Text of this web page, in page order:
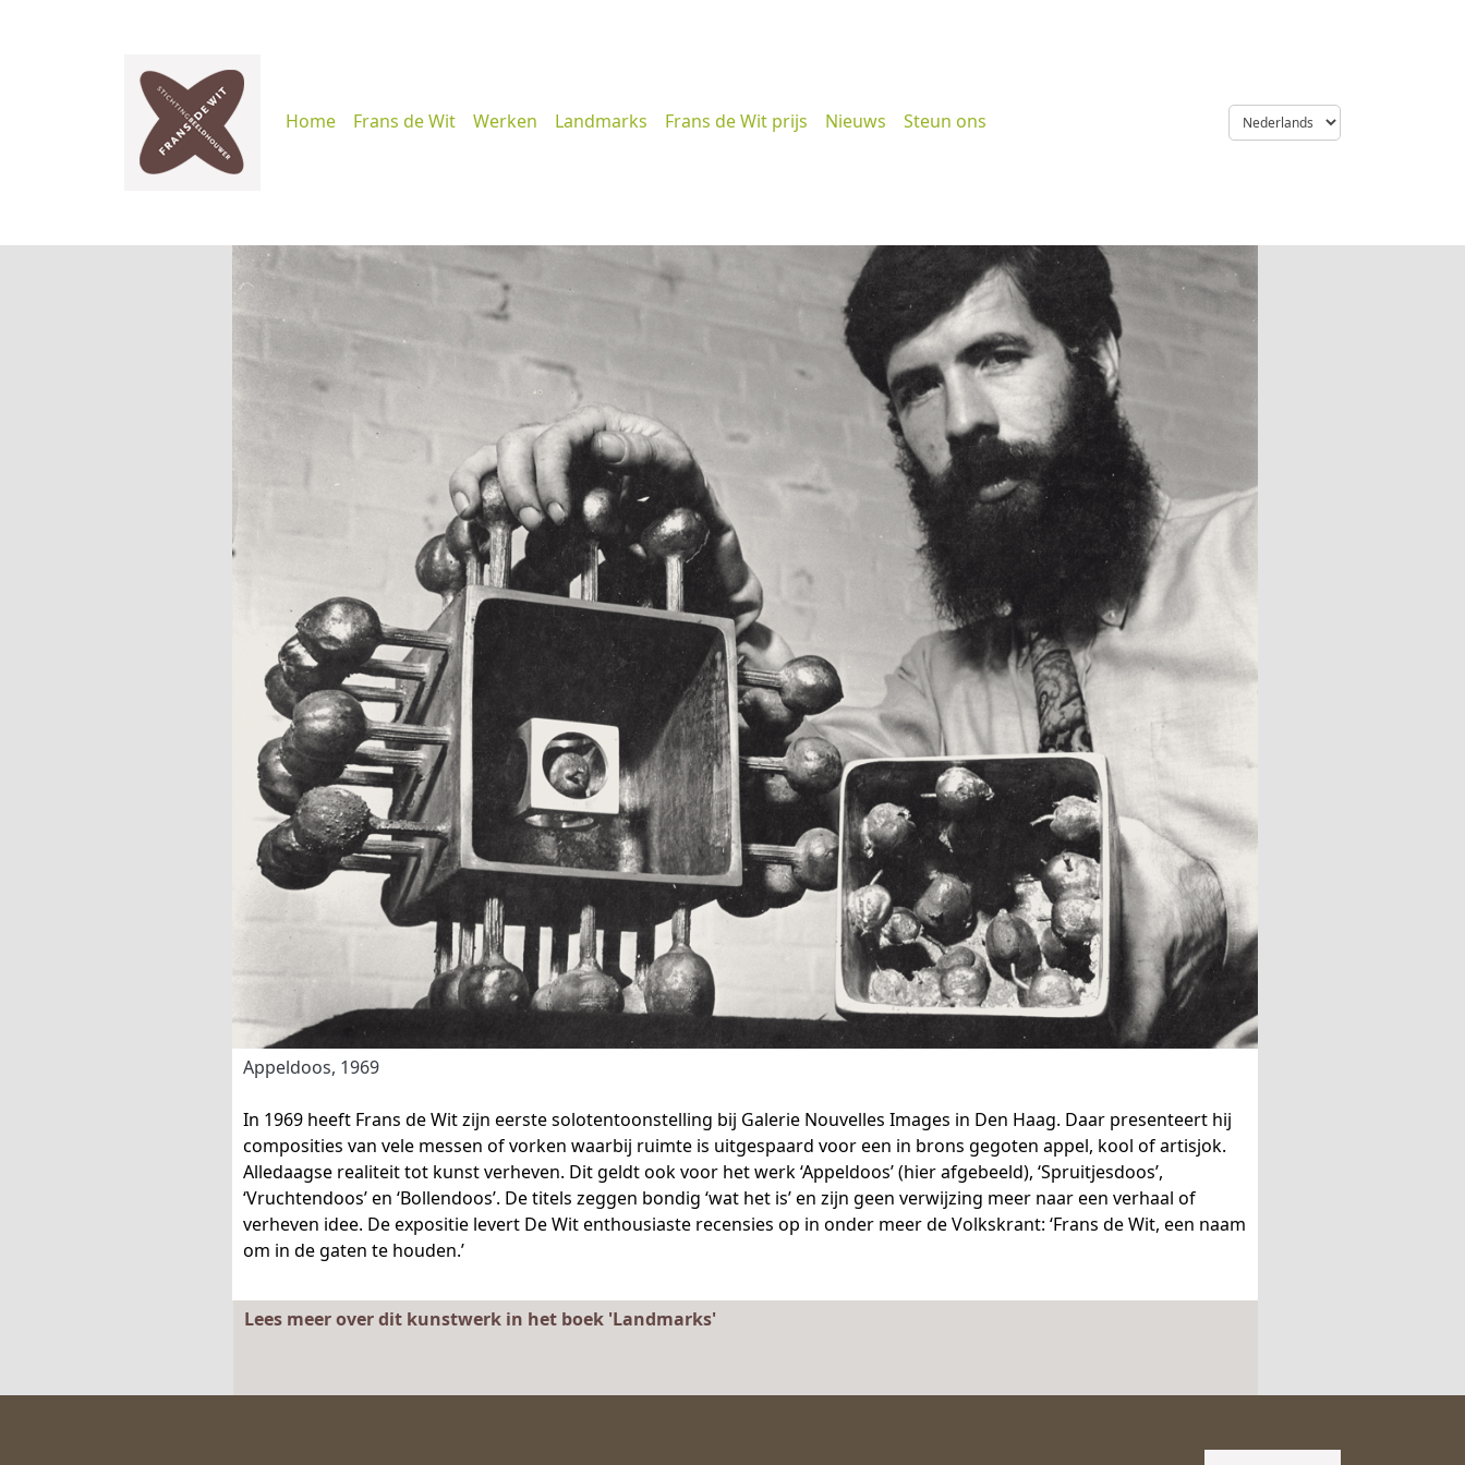
Home Frans de Wit Werken Landmarks Frans de Wit prijs Nieuws Steun ons language
Appeldoos, 1969
In 1969 heeft Frans de Wit zijn eerste solotentoonstelling bij Galerie Nouvelles Images in Den Haag. Daar presenteert hij
composities van vele messen of vorken waarbij ruimte is uitgespaard voor een in brons gegoten appel, kool of artisjok.
Alledaagse realiteit tot kunst verheven. Dit geldt ook voor het werk ‘Appeldoos’ (hier afgebeeld), ‘Spruitjesdoos’,
‘Vruchtendoos’ en ‘Bollendoos’. De titels zeggen bondig ‘wat het is’ en zijn geen verwijzing meer naar een verhaal of
verheven idee. De expositie levert De Wit enthousiaste recensies op in onder meer de Volkskrant: ‘Frans de Wit, een naam
om in de gaten te houden.’
Lees meer over dit kunstwerk in het boek 'Landmarks'